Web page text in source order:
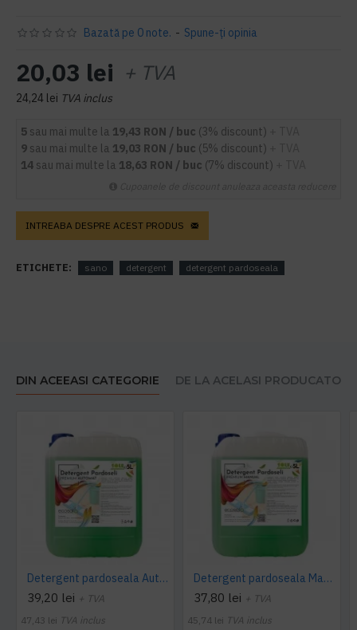
Bazată pe 0 note. - Spune-ţi opinia
20,03 lei + TVA
24,24 lei TVA inclus
5 sau mai multe la 19,43 RON / buc (3% discount)
9 sau mai multe la 19,03 RON / buc (5% discount)
14 sau mai multe la 18,63 RON / buc (7% discount)
INTREABA DESPRE ACEST PRODUS
ETICHETE: sano detergent detergent pardoseala
DIN ACEEASI CATEGORIE DE LA ACELASI PRODUCATOR
Detergent pardoseala Automat premium AQAS
39,20 lei + TVA
47,43 lei TVA inclus
Detergent pardoseala Manual premium 5L Canistra AQAS
37,80 lei + TVA
45,74 lei TVA inclus